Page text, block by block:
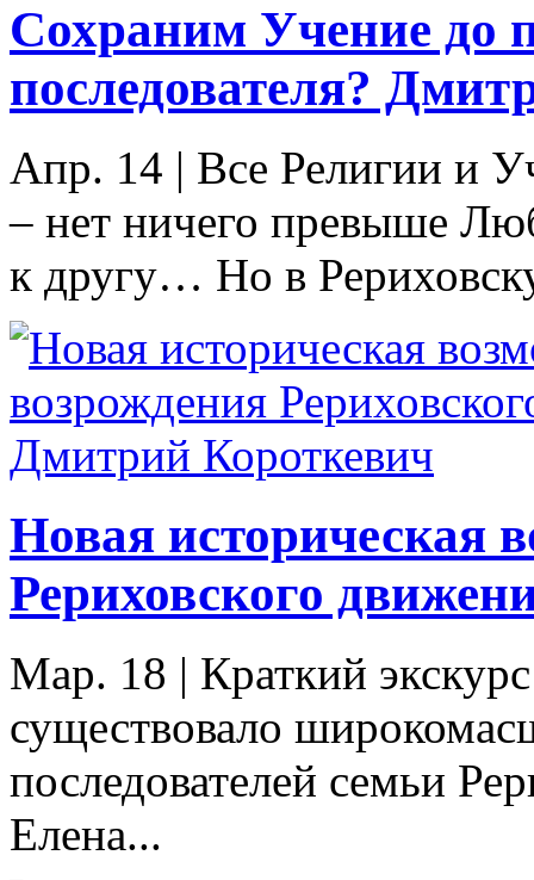
Сохраним Учение до
последователя?
Апр. 14 | Все Религии и
– нет ничего превыше
к другу… Но в
Новая историческая
Рериховского
Мар. 18 | Краткий
существовало
последователей семьи
Елена...